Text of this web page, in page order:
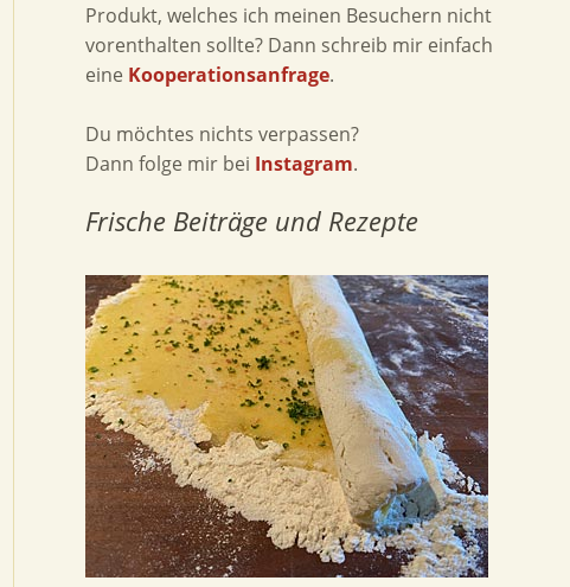
Produkt, welches ich meinen Besuchern nicht
vorenthalten sollte? Dann schreib mir einfach
eine Kooperationsanfrage.
Du möchtes nichts verpassen?
Dann folge mir bei Instagram.
Frische Beiträge und Rezepte